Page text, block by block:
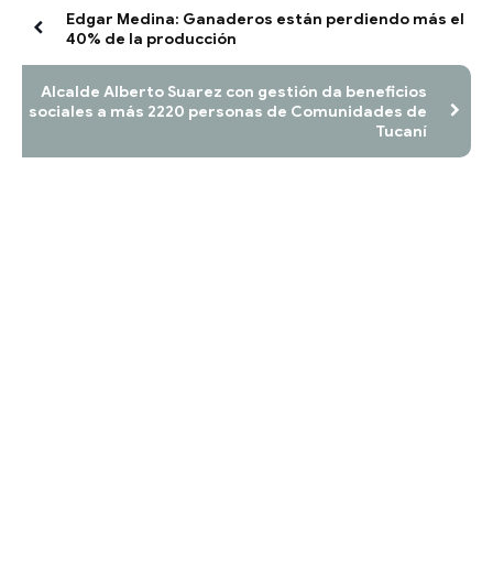
Edgar Medina: Ganaderos están perdiendo más el
40% de la producción
Alcalde Alberto Suarez con gestión da beneficios
sociales a más 2220 personas de Comunidades de
Tucaní